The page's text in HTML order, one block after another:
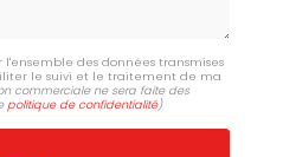
l'ensemble des données transmises
le suivi et le traitement de ma
commerciale ne sera faite des
politique de confidentialité)